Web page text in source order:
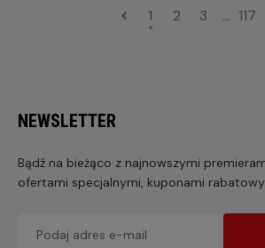
1 2 3 ... 117
NEWSLETTER
Bądź na bieżąco z najnowszymi
ofertami specjalnymi, kuponami